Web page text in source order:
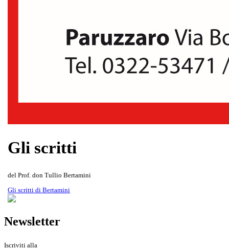
Vuoi diventare inserzionista,
contattaci!
Read more
Gli scritti
del Prof. don Tullio Bertamini
Gli scritti di Bertamini
Newsletter
Iscriviti alla